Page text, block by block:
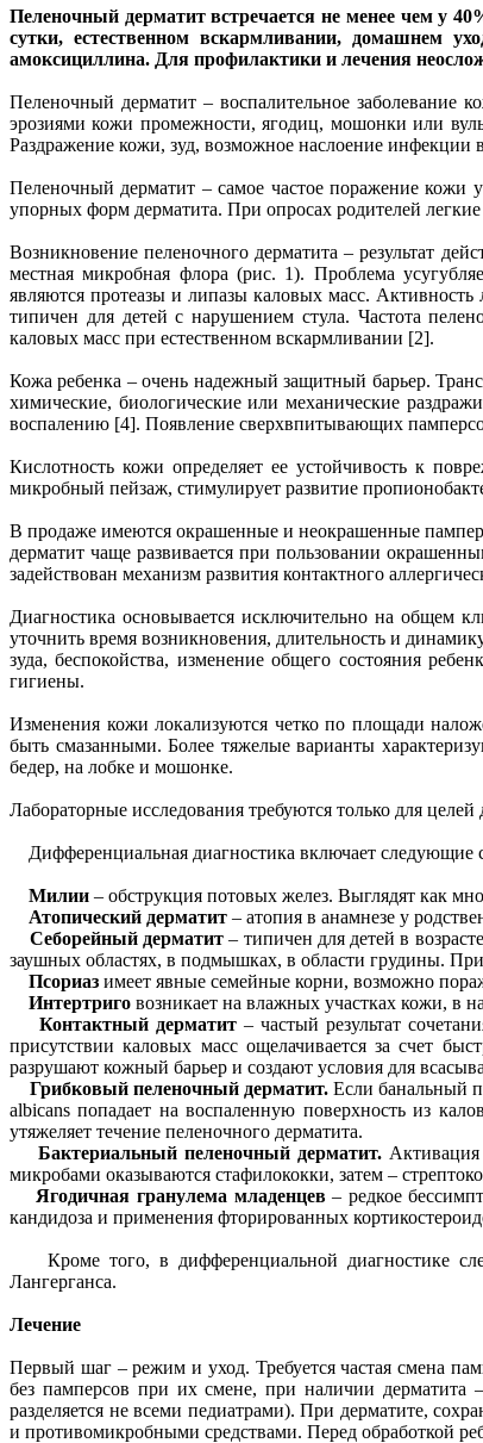
Пеленочный дерматит встречается не менее чем у
сутки, естественном вскармливании, домашнем
амоксициллина. Для профилактики и лечения
Пеленочный дерматит – воспалительное заболевание
эрозиями кожи промежности, ягодиц, мошонки или
Раздражение кожи, зуд, возможное наслоение инфекции
Пеленочный дерматит – самое частое поражение кожи
упорных форм дерматита. При опросах родителей
Возникновение пеленочного дерматита – результат
местная микробная флора (рис. 1). Проблема
являются протеазы и липазы каловых масс.
типичен для детей с нарушением стула. Частота
каловых масс при естественном вскармливании [2].
Кожа ребенка – очень надежный защитный барьер.
химические, биологические или механические
воспалению [4]. Появление сверхвпитывающих
Кислотность кожи определяет ее устойчивость к
микробный пейзаж, стимулирует развитие
В продаже имеются окрашенные и неокрашенные
дерматит чаще развивается при пользовании
задействован механизм развития контактного
Диагностика основывается исключительно на общем
уточнить время возникновения, длительность и
зуда, беспокойства, изменение общего состояния
гигиены.
Изменения кожи локализуются четко по площади
быть смазанными. Более тяжелые варианты
бедер, на лобке и мошонке.
Лабораторные исследования требуются только для
Дифференциальная диагностика включает следующие
Милии – обструкция потовых желез. Выглядят как
Атопический дерматит – атопия в анамнезе у
Себорейный дерматит – типичен для детей в
заушных областях, в подмышках, в области грудины.
Псориаз имеет явные семейные корни, возможно
Интертриго возникает на влажных участках кожи, в
Контактный дерматит– частый результат
присутствии каловых масс ощелачивается за счет
разрушают кожный барьер и создают условия для
Грибковый пеленочный дерматит.Если банальный
albicans попадает на воспаленную поверхность из
утяжеляет течение пеленочного дерматита.
Бактериальный пеленочный дерматит.
микробами оказываются стафилококки, затем –
Ягодичная гранулема младенцев– редкое
кандидоза и применения фторированных
Кроме того, в дифференциальной диагностике
Лангерганса.
Лечение
Первый шаг – режим и уход. Требуется частая смена
без памперсов при их смене, при наличии
разделяется не всеми педиатрами). При дерматите,
и противомикробными средствами. Перед обработкой